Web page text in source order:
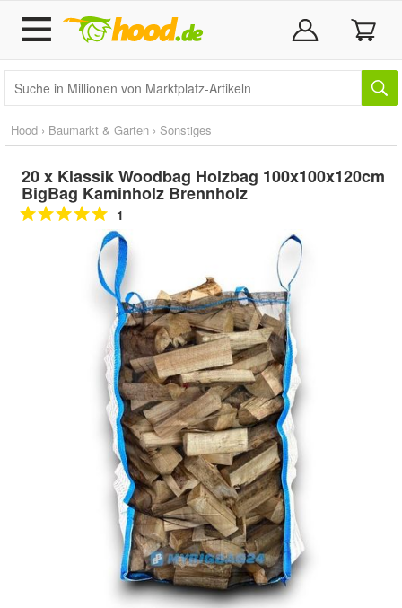
Hood › Baumarkt & Garten › Sonstiges
20 x Klassik Woodbag Holzbag 100x100x120cm
BigBag Kaminholz Brennholz
1
Doppelt antippen zum
vergrößern